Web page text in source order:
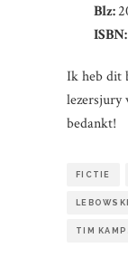
Blz:
ISBN:
Ik heb dit
lezersjury
bedankt!
FICTIE
LEBOWSKI
TIM